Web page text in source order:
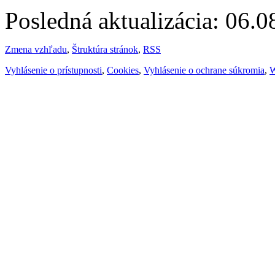
Posledná aktualizácia:
Zmena vzhľadu, Štruktúra stránok, RSS
Vyhlásenie o prístupnosti, Cookies, Vyhlásenie o ochrane súkromia,